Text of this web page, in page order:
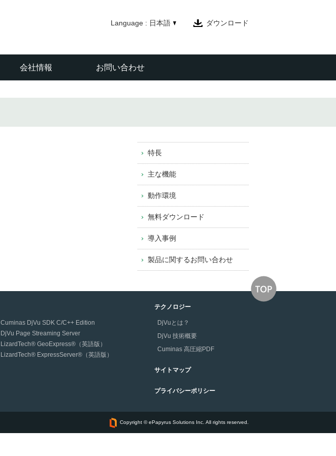
Language : 日本語 ダウンロード
会社情報 お問い合わせ
特長
主な機能
動作環境
無料ダウンロード
導入事例
製品に関するお問い合わせ
Cuminas DjVu SDK C/C++ Edition
DjVu Page Streaming Server
LizardTech® GeoExpress®（英語版）
LizardTech® ExpressServer®（英語版）
テクノロジー
DjVuとは？
DjVu 技術概要
Cuminas 高圧縮PDF
サイトマップ
プライバシーポリシー
Copyright © ePapyrus Solutions Inc. All rights reserved.